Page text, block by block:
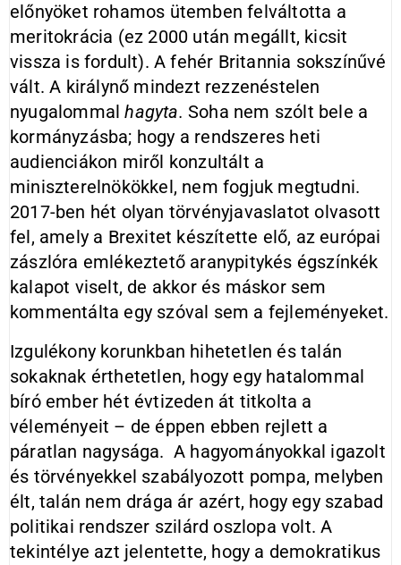
előnyöket rohamos ütemben felváltotta a
meritokrácia (ez 2000 után megállt, kicsit
vissza is fordult). A fehér Britannia sokszínűvé
vált. A királynő mindezt rezzenéstelen
nyugalommalhagyta. Soha nem szólt bele a
kormányzásba; hogy a rendszeres heti
audienciákon miről konzultált a
miniszterelnökökkel, nem fogjuk megtudni.
2017-ben hét olyan törvényjavaslatot olvasott
fel, amely a Brexitet készítette elő, az európai
zászlóra emlékeztető aranypitykés égszínkék
kalapot viselt, de akkor és máskor sem
kommentálta egy szóval sem a fejleményeket.
Izgulékony korunkban hihetetlen és talán
sokaknak érthetetlen, hogy egy hatalommal
bíró ember hét évtizeden át titkolta a
véleményeit – de éppen ebben rejlett a
páratlan nagysága. A hagyományokkal igazolt
és törvényekkel szabályozott pompa, melyben
élt, talán nem drága ár azért, hogy egy szabad
politikai rendszer szilárd oszlopa volt. A
tekintélye azt jelentette, hogy a demokratikus